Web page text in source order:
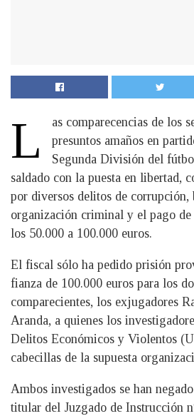
L
as comparecencias de los
presuntos amaños en
Segunda División del
saldado con la puesta en libertad,
por diversos delitos de corrupción,
organización criminal y el pago de
los 50.000 a 100.000 euros.
El fiscal sólo ha pedido prisión
fianza de 100.000 euros para los
comparecientes, los exjugadores
Aranda, a quienes los
Delitos Económicos y Violentos
cabecillas de la supuesta
Ambos investigados se han
titular del Juzgado de Instrucción